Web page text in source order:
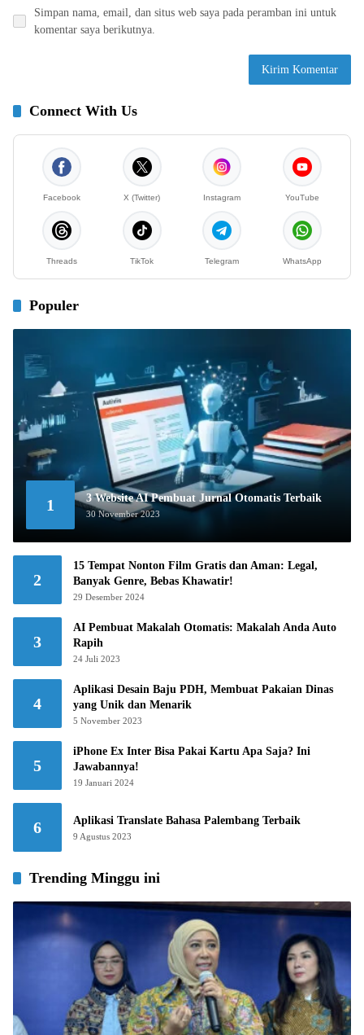
Simpan nama, email, dan situs web saya pada peramban ini untuk
komentar saya berikutnya.
Connect With Us
Facebook X (Twitter) Instagram YouTube
Threads TikTok Telegram WhatsApp
Populer
1 3 Website AI Pembuat Jurnal Otomatis Terbaik
30 November 2023
2
15 Tempat Nonton Film Gratis dan Aman: Legal,
Banyak Genre, Bebas Khawatir!
29 Desember 2024
3
AI Pembuat Makalah Otomatis: Makalah Anda Auto
Rapih
24 Juli 2023
4
Aplikasi Desain Baju PDH, Membuat Pakaian Dinas
yang Unik dan Menarik
5 November 2023
5
iPhone Ex Inter Bisa Pakai Kartu Apa Saja? Ini
Jawabannya!
19 Januari 2024
6 Aplikasi Translate Bahasa Palembang Terbaik
9 Agustus 2023
Trending Minggu ini